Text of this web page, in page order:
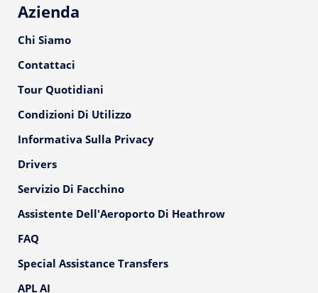
Azienda
Chi Siamo
Contattaci
Tour Quotidiani
Condizioni Di Utilizzo
Informativa Sulla Privacy
Drivers
Servizio Di Facchino
Assistente Dell'Aeroporto Di Heathrow
FAQ
Special Assistance Transfers
APL AI